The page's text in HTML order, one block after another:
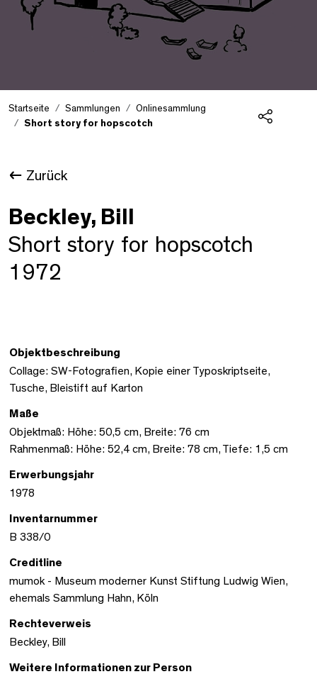
Startseite Sammlungen
Onlinesammlung
Short story for hopscotch
Zurück
Beckley, Bill
Short story for hopscotch
1972
Objektbeschreibung
Collage: SW-Fotografien, Kopie einer Typoskriptseite,
Tusche, Bleistift auf Karton
Maße
Objektmaß: Höhe: 50,5 cm, Breite: 76 cm
Rahmenmaß: Höhe: 52,4 cm, Breite: 78 cm, Tiefe: 1,5 cm
Erwerbungsjahr
1978
Inventarnummer
B 338/0
Creditline
mumok - Museum moderner Kunst Stiftung Ludwig Wien,
ehemals Sammlung Hahn, Köln
Rechteverweis
Beckley, Bill
Weitere Informationen zur Person